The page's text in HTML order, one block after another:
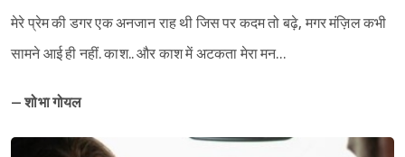
मेरे प्रेम की डगर एक अनजान राह थी जिस पर कदम तो बढ़े, मगर मंज़िल कभी
सामने आई ही नहीं. काश.. और काश में अटकता मेरा मन…
– शोभा गोयल